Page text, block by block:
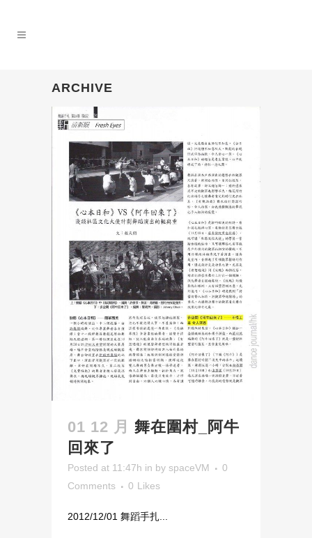
ARCHIVE
01 12 月 舞在圍村_阿牛
回來了
Posted at 11:47h in by spaceVM
0
Comments
0 Likes
2012/12/01 舞蹈手扎...